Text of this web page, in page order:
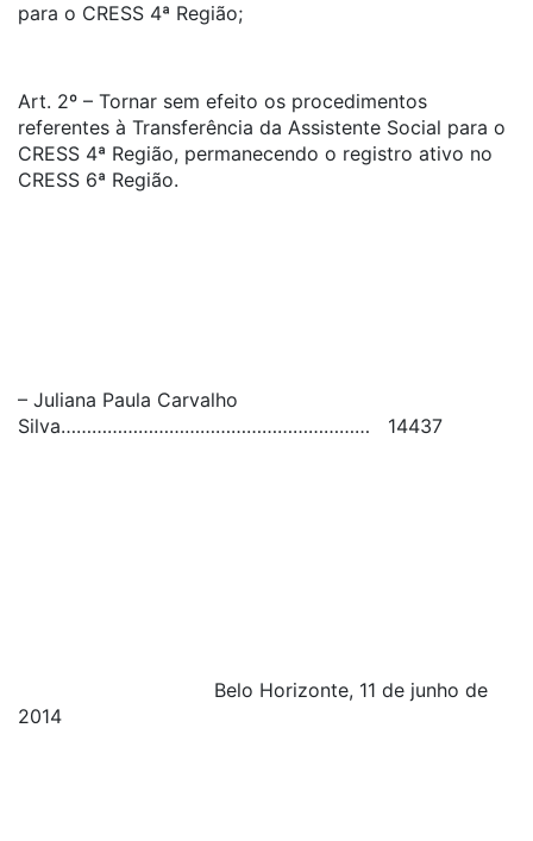
para o CRESS 4ª Região;
Art. 2º – Tornar sem efeito os procedimentos
referentes à Transferência da Assistente Social para o
CRESS 4ª Região, permanecendo o registro ativo no
CRESS 6ª Região.
– Juliana Paula Carvalho
Silva…………………………………………………… 14437
Belo Horizonte, 11 de junho de
2014